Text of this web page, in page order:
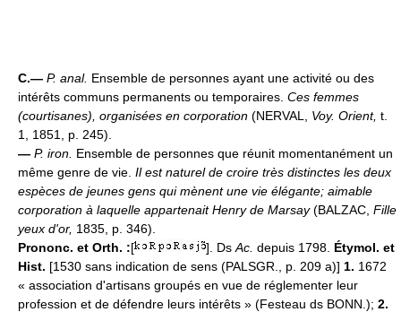
C.— P. anal. Ensemble de personnes ayant une activité ou des
intérêts communs permanents ou temporaires. Ces femmes
(courtisanes), organisées en corporation (NERVAL, Voy. Orient, t.
1, 1851, p. 245).
— P. iron. Ensemble de personnes que réunit momentanément un
même genre de vie. Il est naturel de croire très distinctes les deux
espèces de jeunes gens qui mènent une vie élégante; aimable
corporation à laquelle appartenait Henry de Marsay(BALZAC, Fille
yeux d'or, 1835, p. 346).
Prononc. et Orth. :[ ]. Ds Ac. depuis 1798. Étymol. et
Hist. [1530 sans indication de sens (PALSGR., p. 209 a)] 1. 1672
« association d'artisans groupés en vue de réglementer leur
profession et de défendre leurs intérêts » (Festeau ds BONN.); 2.